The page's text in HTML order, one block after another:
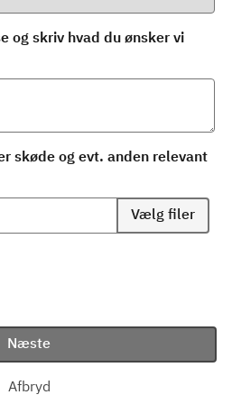
og skriv hvad du ønsker vi
skøde og evt. anden relevant
Vælg filer
Næste
Afbryd